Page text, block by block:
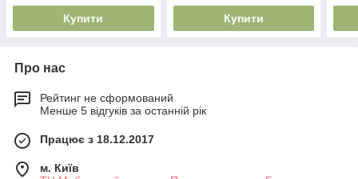
Купити Купити
Про нас
Рейтинг не сформований
Менше 5 відгуків за останній рік
Працює з 18.12.2017
м. Київ